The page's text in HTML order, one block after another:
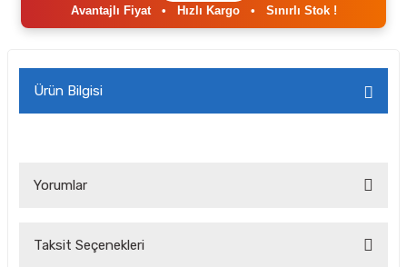
Avantajlı Fiyat• Hızlı Kargo• Sınırlı Stok !
Ürün Bilgisi
Yorumlar
Taksit Seçenekleri